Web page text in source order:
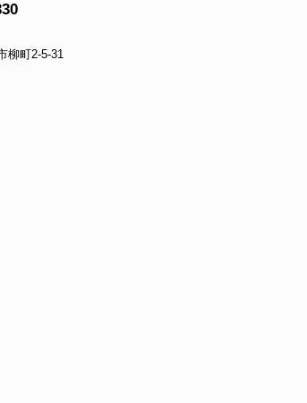
柳町2‐5‐31